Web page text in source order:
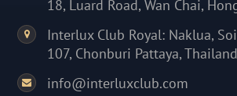
18, Luard Road, Wan Chai,
Interlux Club Royal: Naklua,
107, Chonburi Pattaya, Thailand
info@interluxclub.com